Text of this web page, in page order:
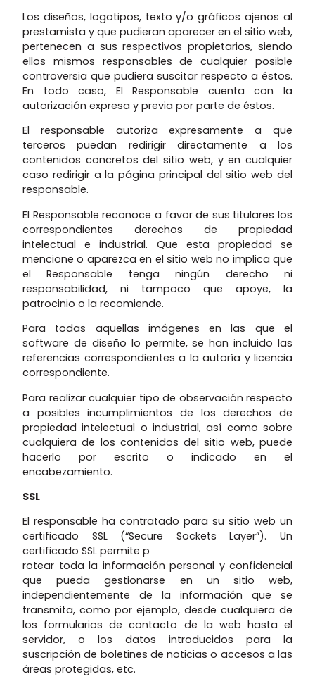
Los diseños, logotipos, texto y/o gráficos ajenos al
prestamista y que pudieran aparecer en el sitio web,
pertenecen a sus respectivos propietarios, siendo
ellos mismos responsables de cualquier posible
controversia que pudiera suscitar respecto a éstos.
En todo caso, El Responsable cuenta con la
autorización expresa y previa por parte de éstos.
El responsable autoriza expresamente a que
terceros puedan redirigir directamente a los
contenidos concretos del sitio web, y en cualquier
caso redirigir a la página principal del sitio web del
responsable.
El Responsable reconoce a favor de sus titulares los
correspondientes derechos de propiedad
intelectual e industrial. Que esta propiedad se
mencione o aparezca en el sitio web no implica que
el Responsable tenga ningún derecho ni
responsabilidad, ni tampoco que apoye, la
patrocinio o la recomiende.
Para todas aquellas imágenes en las que el
software de diseño lo permite, se han incluido las
referencias correspondientes a la autoría y licencia
correspondiente.
Para realizar cualquier tipo de observación respecto
a posibles incumplimientos de los derechos de
propiedad intelectual o industrial, así como sobre
cualquiera de los contenidos del sitio web, puede
hacerlo por escrito o indicado en el
encabezamiento.
SSL
El responsable ha contratado para su sitio web un
certificado SSL (“Secure Sockets Layer”). Un
certificado SSL permite p
rotear toda la información personal y confidencial
que pueda gestionarse en un sitio web,
independientemente de la información que se
transmita, como por ejemplo, desde cualquiera de
los formularios de contacto de la web hasta el
servidor, o los datos introducidos para la
suscripción de boletines de noticias o accesos a las
áreas protegidas, etc.